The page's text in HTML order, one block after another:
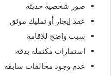
صور شخصية حديثة
عقد إيجار أو تمليك موثق
سبب واضح للإقامة
استمارات مكتملة بدقة
عدم وجود مخالفات سابقة